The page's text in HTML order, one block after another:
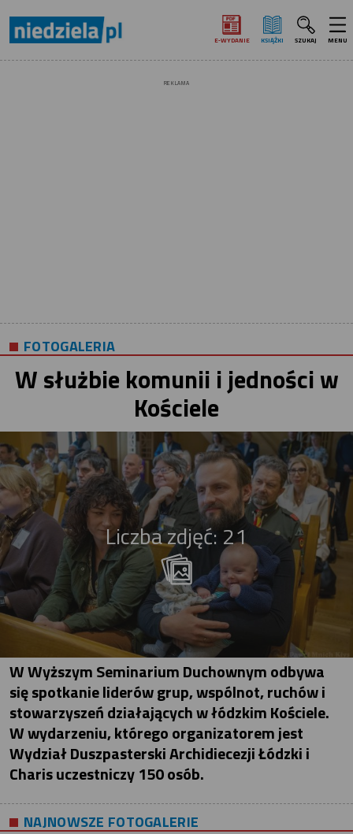
E‑WYDANIE KSIĄŻKI SZUKAJ MENU
REKLAMA
FOTOGALERIA
W służbie komunii i jedności w
Kościele
Liczba zdjęć: 21
W Wyższym Seminarium Duchownym odbywa
się spotkanie liderów grup, wspólnot, ruchów i
stowarzyszeń działających w łódzkim Kościele.
W wydarzeniu, którego organizatorem jest
Wydział Duszpasterski Archidiecezji Łódzki i
Charis uczestniczy 150 osób.
NAJNOWSZE FOTOGALERIE